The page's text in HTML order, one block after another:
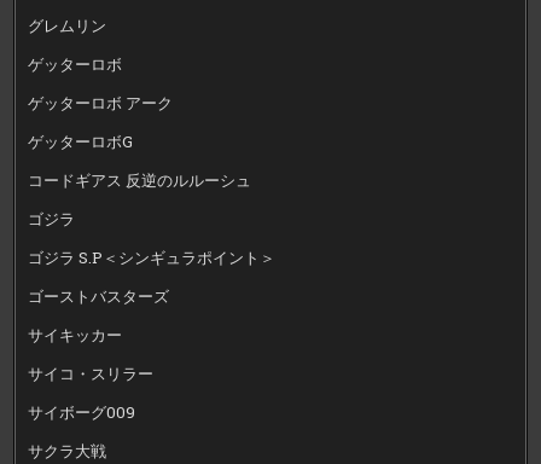
グレムリン
ゲッターロボ
ゲッターロボ アーク
ゲッターロボG
コードギアス 反逆のルルーシュ
ゴジラ
ゴジラ S.P＜シンギュラポイント＞
ゴーストバスターズ
サイキッカー
サイコ・スリラー
サイボーグ009
サクラ大戦